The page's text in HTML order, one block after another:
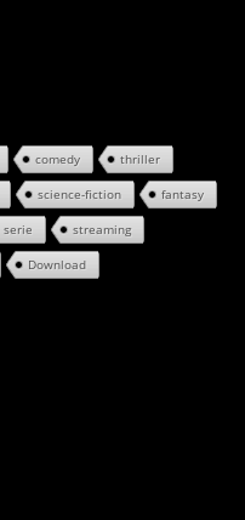
comedy thriller
science-fiction fantasy
serie streaming
Download